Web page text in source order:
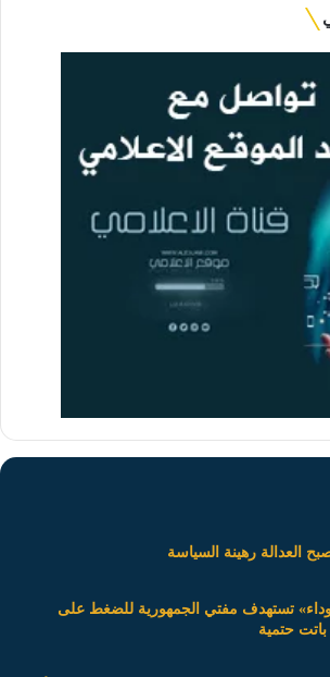
العدالة رهينة السياسة
تستهدف مفتي الجمهورية للضغط على
حتمية